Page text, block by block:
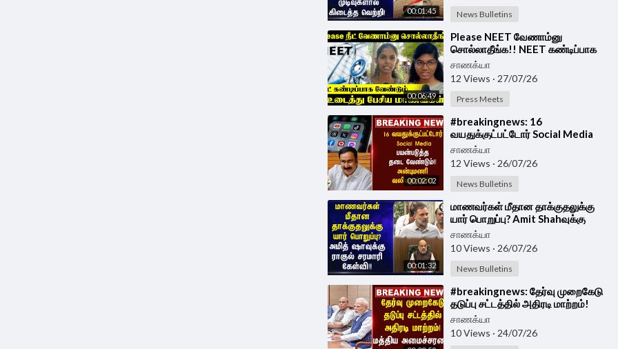
00:01:45 News Bulletins
00:06:49
⁣Please NEET வேணாம்னு
சொல்லாதீங்க!! NEET கண்டிப்பாக
வேண்டும்?? உடைத்து பேசிய
மாணவிகள் | Tiruppur
சாணக்யா
12 Views · 27/07/26
Press Meets
00:02:02
⁣#breakingnews: 16
வயதுக்குட்பட்டோர் Social Media
பயன்படுத்த தடை வேண்டும் |
Anbumani Ramadoss
சாணக்யா
12 Views · 26/07/26
News Bulletins
00:01:32
⁣மாணவர்கள் மீதான தாக்குதலுக்கு
யார் பொறுப்பு? Amit Shahவுக்கு
Rahul சரமாரி கேள்வி | Delhi |
NEET
சாணக்யா
10 Views · 26/07/26
News Bulletins
⁣#breakingnews: தேர்வு முறைகேடு
தடுப்பு சட்டத்தில் அதிரடி மாற்றம்!
மத்திய அமைச்சரவை ஒப்புதல்!
சாணக்யா
10 Views · 24/07/26